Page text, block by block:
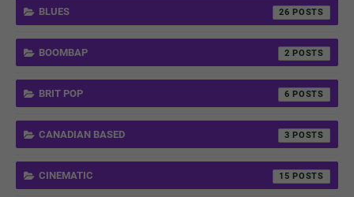
BLUES 26
BOOMBAP 2
BRIT POP 6
CANADIAN BASED 3
CINEMATIC 15